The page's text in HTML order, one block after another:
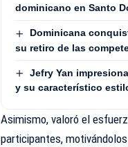
dominicano en Santo
Dominicana
su retiro de las
Jefry Yan
y su característico
Asimismo, valoró el
participantes,